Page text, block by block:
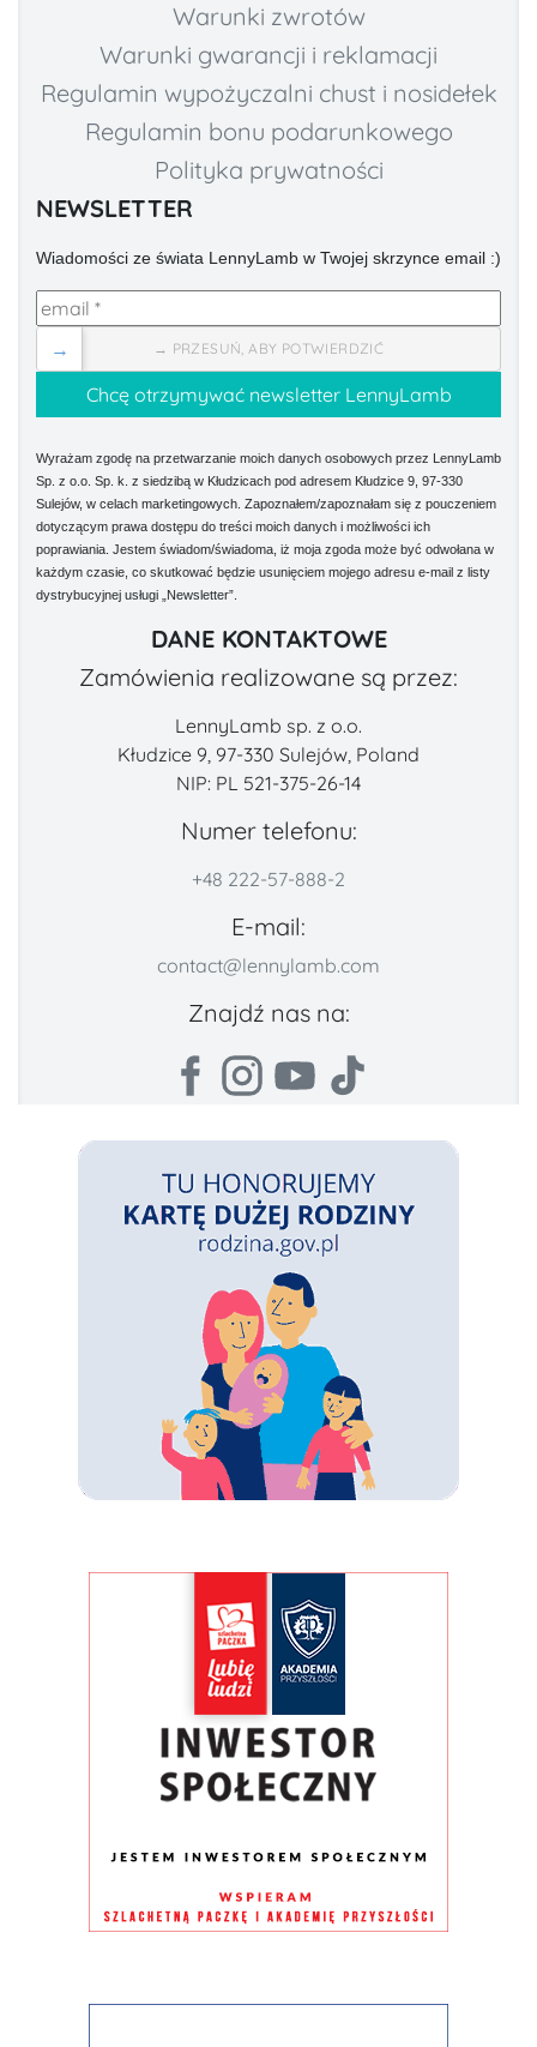
Warunki zwrotów
Warunki gwarancji i reklamacji
Regulamin wypożyczalni chust i nosidełek
Regulamin bonu podarunkowego
Polityka prywatności
NEWSLETTER
Wiadomości ze świata LennyLamb w Twojej skrzynce email :)
→ PRZESUŃ, ABY POTWIERDZIĆ
→
Wyrażam zgodę na przetwarzanie moich danych osobowych przez LennyLamb
Sp. z o.o. Sp. k. z siedzibą w Kłudzicach pod adresem Kłudzice 9, 97-330
Sulejów, w celach marketingowych. Zapoznałem/zapoznałam się z pouczeniem
dotyczącym prawa dostępu do treści moich danych i możliwości ich
poprawiania. Jestem świadom/świadoma, iż moja zgoda może być odwołana w
każdym czasie, co skutkować będzie usunięciem mojego adresu e-mail z listy
dystrybucyjnej usługi „Newsletter”.
DANE KONTAKTOWE
Zamówienia realizowane są przez:
LennyLamb sp. z o.o.
Kłudzice 9, 97-330 Sulejów, Poland
NIP: PL 521-375-26-14
Numer telefonu:
+48 222-57-888-2
E-mail:
contact@lennylamb.com
Znajdź nas na: